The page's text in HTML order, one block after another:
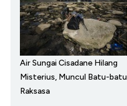
Air Sungai Cisadane Hilang
Misterius, Muncul Batu-batu
Raksasa